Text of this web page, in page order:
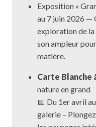
Exposition «
au 7 juin 2026 —
exploration de la
son ampleur
matière.
Carte Blanche
nature en grand
📅 Du 1er avril
galerie –